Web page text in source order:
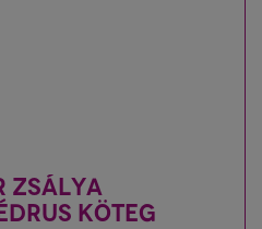
ZSÁLYA
KÖTEG